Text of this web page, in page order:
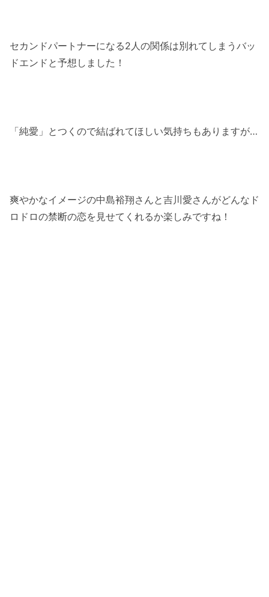
セカンドパートナーになる2人の関係は別れてしまうバッ
ドエンドと予想しました！
「純愛」とつくので結ばれてほしい気持ちもありますが…
爽やかなイメージの中島裕翔さんと吉川愛さんがどんなド
ロドロの禁断の恋を見せてくれるか楽しみですね！